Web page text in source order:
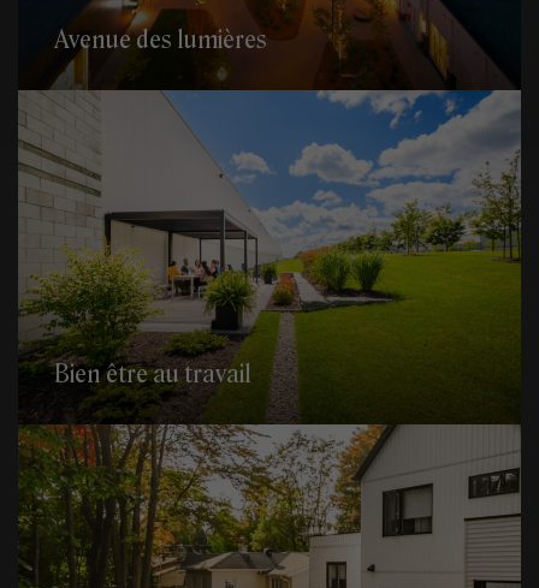
Avenue des lumières
Bien être au travail